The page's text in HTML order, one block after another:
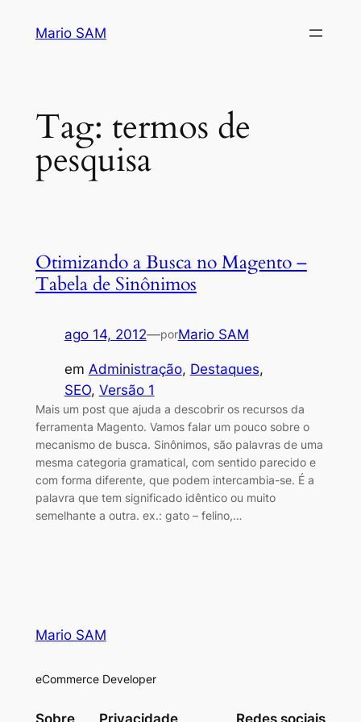
Mario SAM
Tag: termos de
pesquisa
Otimizando a Busca no Magento –
Tabela de Sinônimos
ago 14, 2012—porMario SAM
em Administração, Destaques
SEO, Versão 1
Mais um post que ajuda a descobrir os recursos da
ferramenta Magento. Vamos falar um pouco sobre o
mecanismo de busca. Sinônimos, são palavras de uma
mesma categoria gramatical, com sentido parecido e
com forma diferente, que podem intercambia-se. É a
palavra que tem significado idêntico ou muito
semelhante a outra. ex.: gato – felino,…
Mario SAM
eCommerce Developer